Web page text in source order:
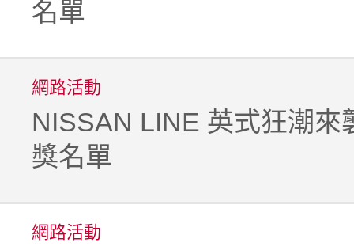
名單
網路活動
NISSAN LINE 英式狂潮來
獎名單
網路活動